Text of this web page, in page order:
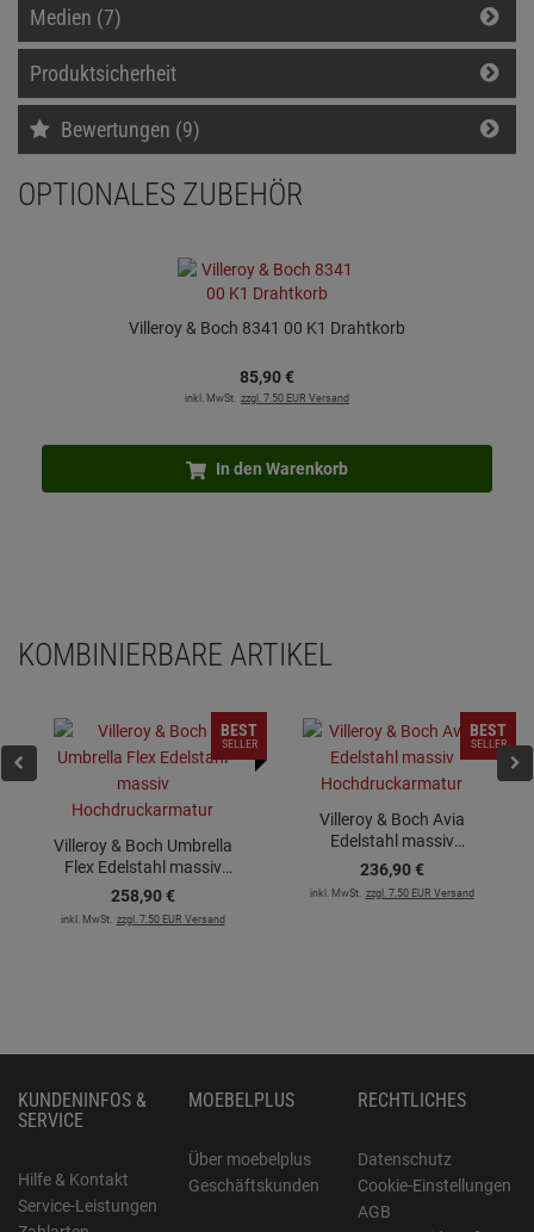
Medien (7)
Produktsicherheit
Bewertungen (9)
OPTIONALES ZUBEHÖR
Villeroy & Boch 8341 00 K1 Drahtkorb
85,90€
inkl. MwSt. zzgl. 7.50 EUR Versand
In den Warenkorb
KOMBINIERBARE ARTIKEL
Villeroy & Boch Umbrella
Flex Edelstahl massiv
Hochdruckarmatur
258,90 €
inkl. MwSt. zzgl. 7.50 EUR Versand
BEST
SELLER
Villeroy & Boch Avia
Edelstahl massiv
Hochdruckarmatur
236,90 €
inkl. MwSt. zzgl. 7.50 EUR Versand
BEST
SELLER
KUNDENINFOS &
SERVICE
Hilfe & Kontakt
Service-Leistungen
MOEBELPLUS
Über moebelplus
Geschäftskunden
RECHTLICHES
Datenschutz
Cookie-Einstellungen
AGB